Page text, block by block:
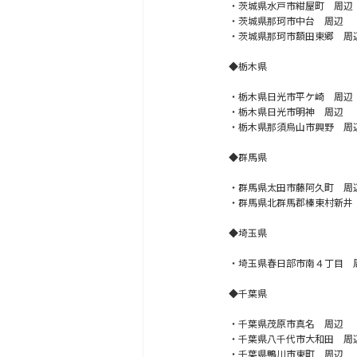
・茨城県水戸市紺屋町 周辺
・茨城県那珂市中台 周辺
・茨城県那珂市額田東郷 周
◆栃木県
・栃木県日光市平ケ崎 周辺
・栃木県日光市明神 周辺
・栃木県那須烏山市興野 周
◆群馬県
・群馬県太田市藤阿久町 周
・群馬県北群馬郡榛東村新
◆埼玉県
・埼玉県春日部市南４丁目
◆千葉県
・千葉県茂原市真名 周辺
・千葉県八千代市大和田 周
・千葉県鴨川市東町 周辺